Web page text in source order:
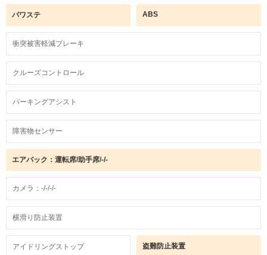
パワステ ABS
衝突被害軽減ブレーキ
クルーズコントロール
パーキングアシスト
障害物センサー
エアバック：運転席/助手席/-/-
カメラ：-/-/-/-
横滑り防止装置
アイドリングストップ 盗難防止装置